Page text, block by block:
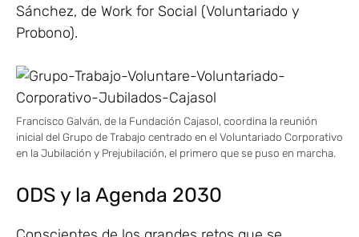
Sánchez, de Work for Social (Voluntariado y
Probono).
Francisco Galván, de la Fundación Cajasol, coordina la reunión
inicial del Grupo de Trabajo centrado en el Voluntariado Corporativo
en la Jubilación y Prejubilación, el primero que se puso en marcha.
ODS y la Agenda 2030